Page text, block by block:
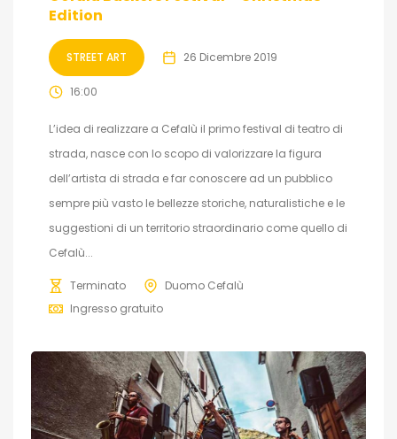
Edition
STREET ART 26 Dicembre 2019
16:00
L’idea di realizzare a Cefalù il primo festival di teatro di
strada, nasce con lo scopo di valorizzare la figura
dell’artista di strada e far conoscere ad un pubblico
sempre più vasto le bellezze storiche, naturalistiche e le
suggestioni di un territorio straordinario come quello di
Cefalù...
Terminato
Duomo Cefalù
Ingresso gratuito